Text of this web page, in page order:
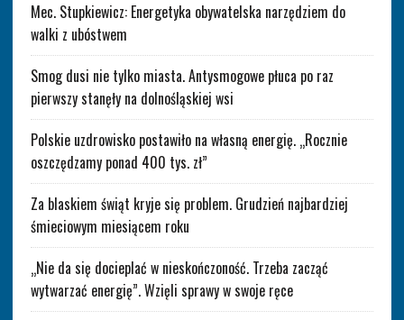
Mec. Stupkiewicz: Energetyka obywatelska narzędziem do
walki z ubóstwem
Smog dusi nie tylko miasta. Antysmogowe płuca po raz
pierwszy stanęły na dolnośląskiej wsi
Polskie uzdrowisko postawiło na własną energię. „Rocznie
oszczędzamy ponad 400 tys. zł”
Za blaskiem świąt kryje się problem. Grudzień najbardziej
śmieciowym miesiącem roku
„Nie da się docieplać w nieskończoność. Trzeba zacząć
wytwarzać energię”. Wzięli sprawy w swoje ręce